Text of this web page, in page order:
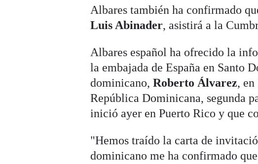
Albares también ha confirmado
Luis Abinader, asistirá a la
Albares español ha ofrecido la
la embajada de España en Santo
dominicano, Roberto Álvarez,
República Dominicana, segunda
inició ayer en Puerto Rico y que
"Hemos traído la carta de
dominicano me ha confirmado